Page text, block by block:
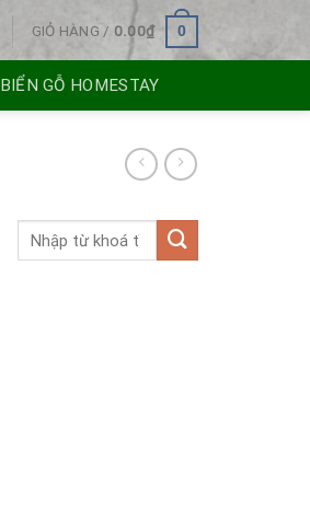
GIỎ HÀNG / 0.00₫ 0
BIỂN GỖ HOMESTAY